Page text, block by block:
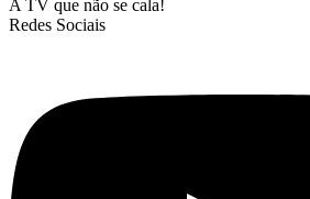
A TV que não se cala!
Redes Sociais